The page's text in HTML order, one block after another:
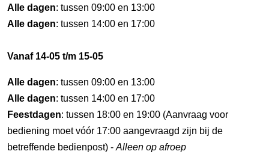
Alle dagen: tussen 09:00 en 13:00
Alle dagen: tussen 14:00 en 17:00
Vanaf 14-05 t/m 15-05
Alle dagen: tussen 09:00 en 13:00
Alle dagen: tussen 14:00 en 17:00
Feestdagen: tussen 18:00 en 19:00 (Aanvraag voor
bediening moet vóór 17:00 aangevraagd zijn bij de
betreffende bedienpost) - Alleen op afroep